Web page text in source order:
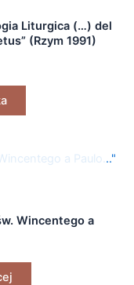
Liturgica (…) del
(Rzym 1991)
Wincentego a